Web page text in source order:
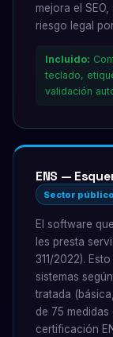
mejora el
riesgo legal
Incluido:
teclado,
validación
ENS —
Sector público
El software
les presta
311/2022).
sistemas
tratada
de 75
certificación